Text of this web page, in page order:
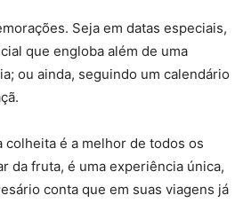
Seja em datas especiais,
que engloba além de uma
ou ainda, seguindo um calendário
colheita é a melhor de todos os
da fruta, é uma experiência única,
conta que em suas viagens já